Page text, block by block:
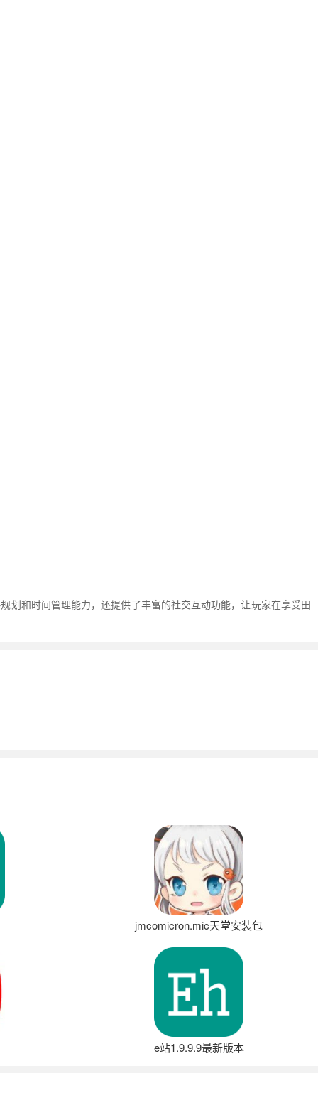
划和时间管理能力，还提供了丰富的社交互动功能，让玩家在享受田
jmcomicron.mic天堂安装包
e站1.9.9.9最新版本